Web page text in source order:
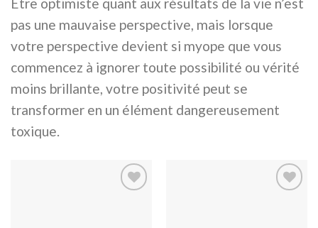
Être optimiste quant aux résultats de la vie n’est
pas une mauvaise perspective, mais lorsque
votre perspective devient si myope que vous
commencez à ignorer toute possibilité ou vérité
moins brillante, votre positivité peut se
transformer en un élément dangereusement
toxique.